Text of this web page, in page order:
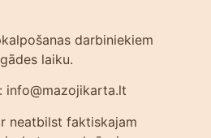
darbiniekiem
laiku.
info@mazojikarta.lt
neatbilst faktiskajam